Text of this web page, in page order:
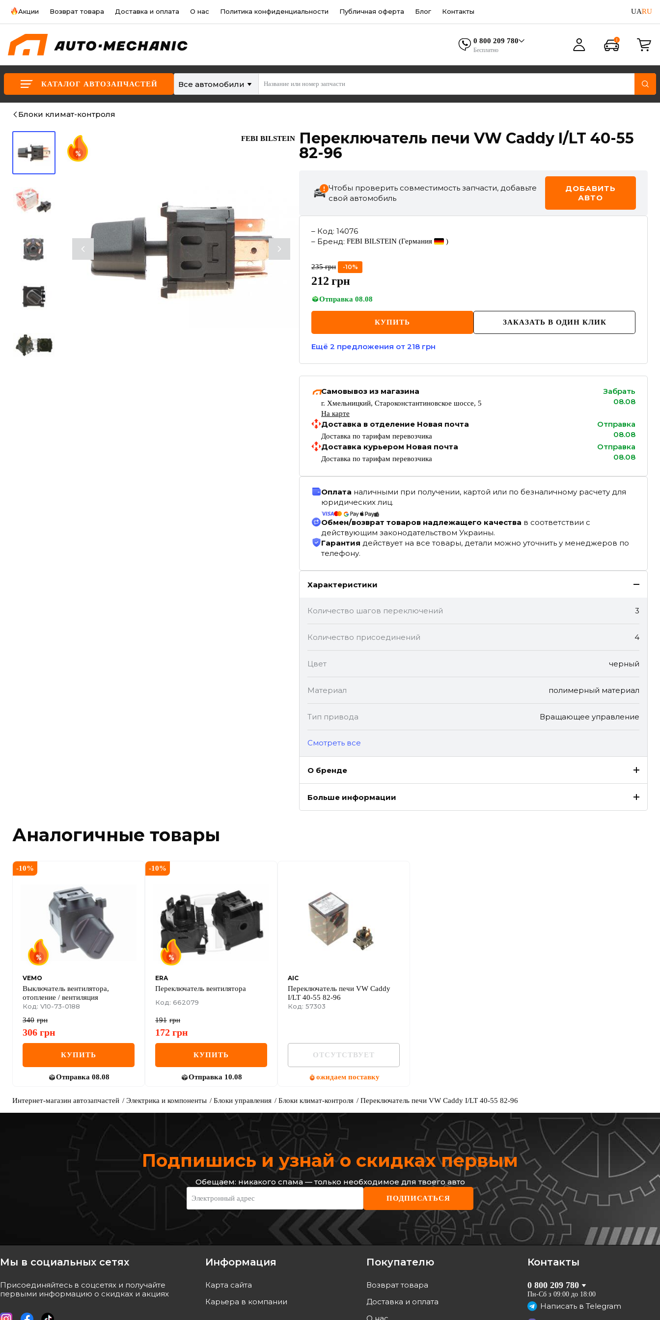
Акции Возврат товара Доставка и оплата О нас Политика конфиденциальности Публичная оферта Блог Контакты UARU
0 800 209 780
Бесплатно
КАТАЛОГ АВТОЗАПЧАСТЕЙ Все автомобили
Блоки климат-контроля
FEBI BILSTEIN
Переключатель печи VW Caddy I/LT 40-55
82-96
Чтобы проверить совместимость запчасти, добавьте
свой автомобиль
ДОБАВИТЬ
АВТО
– Код: 14076
– Бренд: FEBI BILSTEIN (Германия )
235 грн -10%
212 грн
Отправка 08.08
КУПИТЬ ЗАКАЗАТЬ В ОДИН КЛИК
Ещё 2 предложения от 218 грн
Самовывоз из магазина
г. Хмельницкий, Староконстантиновское шоссе, 5
На карте
Забрать
08.08
Доставка в отделение Новая почта
Доставка по тарифам перевозчика
Отправка
08.08
Доставка курьером Новая почта
Доставка по тарифам перевозчика
Отправка
08.08
Оплата наличными при получении, картой или по безналичному расчету для
юридических лиц.
Обмен/возврат товаров надлежащего качества в соответствии с
действующим законодательством Украины.
Гарантия действует на все товары, детали можно уточнить у менеджеров по
телефону.
Характеристики
Количество шагов переключений 3
Количество присоединений 4
Цвет черный
Материал полимерный материал
Тип привода Вращающее управление
Cмотреть все
О бренде
Больше информации
Аналогичные товары
-10%
VEMO
Выключатель вентилятора,
отопление / вентиляция
Код: V10-73-0188
340 грн
306 грн
КУПИТЬ
Отправка 08.08
-10%
ERA
Переключатель вентилятора
Код: 662079
191 грн
172 грн
КУПИТЬ
Отправка 10.08
AIC
Переключатель печи VW Caddy
I/LT 40-55 82-96
Код: 57303
ОТСУТСТВУЕТ
ожидаем поставку
Интернет-магазин автозапчастей Электрика и компоненты Блоки управления Блоки климат-контроля Переключатель печи VW Caddy I/LT 40-55 82-96
Подпишись и узнай о скидках первым
Обещаем: никакого спама — только необходимое для твоего авто
Электронный адрес ПОДПИСАТЬСЯ
Мы в социальных сетях
Присоединяйтесь в соцсетях и получайте
первыми информацию о скидках и акциях
Контакты
0 800 209 780
Пн-Сб з 09:00 до 18:00
Написать в Telegram
Информация
Карта сайта
Карьера в компании
Покупателю
Возврат товара
Доставка и оплата